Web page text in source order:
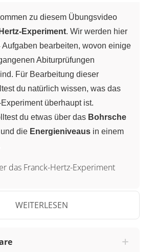
zu diesem Übungsvideo
Experiment. Wir werden hier
Aufgaben bearbeiten, wovon einige
Abiturprüfungen
Für Bearbeitung dieser
du natürlich wissen, was das
überhaupt ist.
du etwas über das Bohrsche
und die Energieniveaus in einem
das Franck-Hertz-Experiment
wir den Aufbau des
und was eigentlich gemessen
darauf folgend klären wir, in
WEITERLESEN